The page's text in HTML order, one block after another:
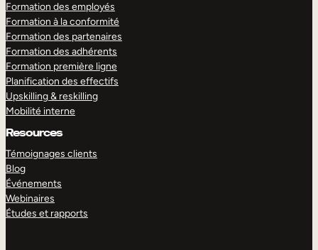
Formation des employés
Formation à la conformité
Formation des partenaires
Formation des adhérents
Formation première ligne
Planification des effectifs
Upskilling & reskilling
Mobilité interne
Resources
Témoignages clients
Blog
Événements
Webinaires
Études et rapports